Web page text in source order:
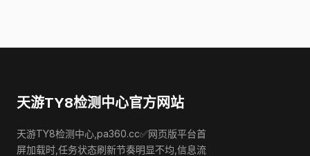
天游TY8检测中心官方网站
天游TY8检测中心,pa360.cc✅网页版平台首
屏加载时,任务状态刷新节奏明显不均,信息流